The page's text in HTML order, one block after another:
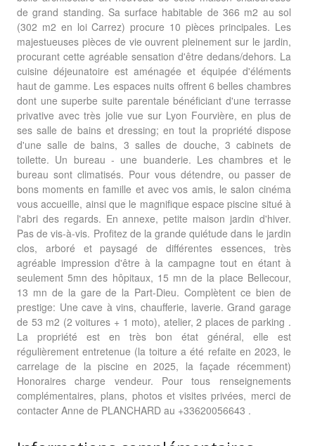
de grand standing. Sa surface habitable de 366 m2 au sol
(302 m2 en loi Carrez) procure 10 pièces principales. Les
majestueuses pièces de vie ouvrent pleinement sur le jardin,
procurant cette agréable sensation d'être dedans/dehors. La
cuisine déjeunatoire est aménagée et équipée d'éléments
haut de gamme. Les espaces nuits offrent 6 belles chambres
dont une superbe suite parentale bénéficiant d'une terrasse
privative avec très jolie vue sur Lyon Fourvière, en plus de
ses salle de bains et dressing; en tout la propriété dispose
d'une salle de bains, 3 salles de douche, 3 cabinets de
toilette. Un bureau - une buanderie. Les chambres et le
bureau sont climatisés. Pour vous détendre, ou passer de
bons moments en famille et avec vos amis, le salon cinéma
vous accueille, ainsi que le magnifique espace piscine situé à
l'abri des regards. En annexe, petite maison jardin d'hiver.
Pas de vis-à-vis. Profitez de la grande quiétude dans le jardin
clos, arboré et paysagé de différentes essences, très
agréable impression d'être à la campagne tout en étant à
seulement 5mn des hôpitaux, 15 mn de la place Bellecour,
13 mn de la gare de la Part-Dieu. Complètent ce bien de
prestige: Une cave à vins, chaufferie, laverie. Grand garage
de 53 m2 (2 voitures + 1 moto), atelier, 2 places de parking .
La propriété est en très bon état général, elle est
régulièrement entretenue (la toiture a été refaite en 2023, le
carrelage de la piscine en 2025, la façade récemment)
Honoraires charge vendeur. Pour tous renseignements
complémentaires, plans, photos et visites privées, merci de
contacter Anne de PLANCHARD au +33620056643 .